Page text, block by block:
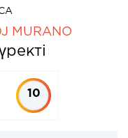
MURANO
10